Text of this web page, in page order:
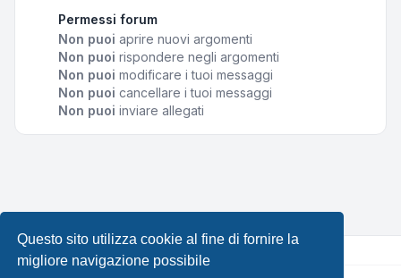
Questo sito utilizza cookie al fine di fornire la
migliore navigazione possibile
Permessi forum
Non puoi aprire nuovi argomenti
Non puoi rispondere negli argomenti
Non puoi modificare i tuoi messaggi
Non puoi cancellare i tuoi messaggi
Non puoi inviare allegati